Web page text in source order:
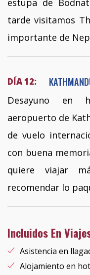
estupa de
tarde visitamos
importante de
DÍA 12:
Desayuno en
aeropuerto de
de vuelo
con buena
quiere viajar
recomendar lo
Incluidos En
Asistencia en
Alojamiento en